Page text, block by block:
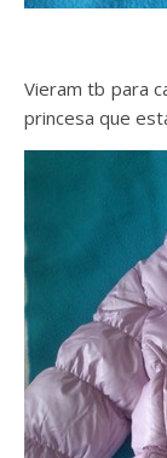
Vieram tb para
princesa que